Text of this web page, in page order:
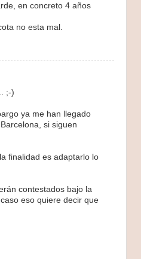
en concreto 4 años
no esta mal.
;-)
ya me han llegado
si siguen
finalidad es adaptarlo lo
contestados bajo la
eso quiere decir que